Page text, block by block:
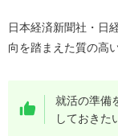
日本経済新聞社・日
向を踏まえた質の高
就活の準備
しておきた